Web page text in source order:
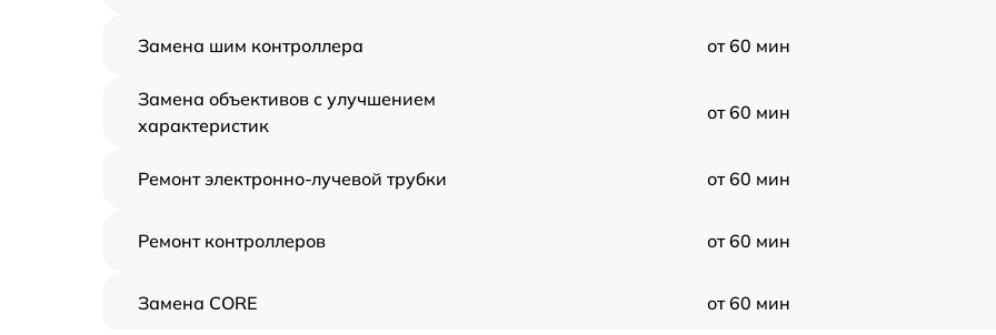
Замена шим контроллера от 60 мин
Замена объективов с улучшением
характеристик
от 60 мин
Ремонт электронно-лучевой трубки от 60 мин
Ремонт контроллеров от 60 мин
Замена CORE от 60 мин